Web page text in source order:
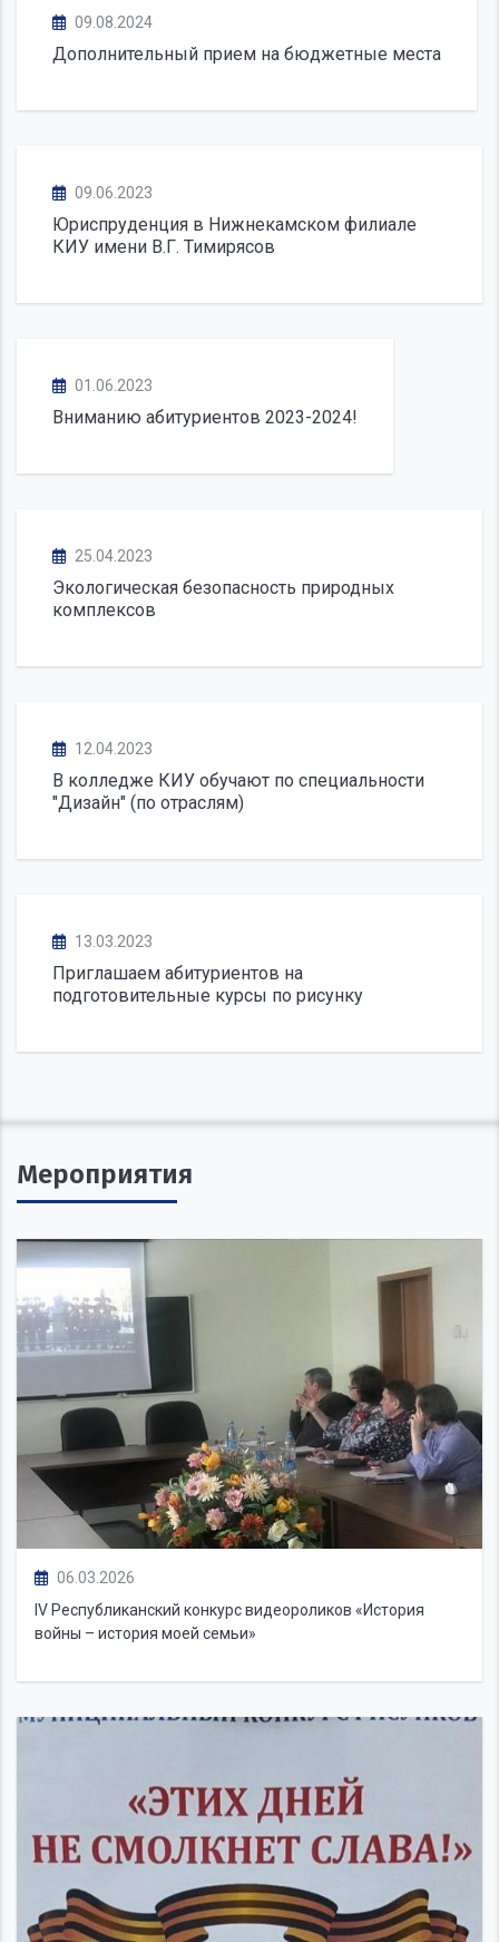
09.08.2024
Дополнительный прием на бюджетные места
09.06.2023
Юриспруденция в Нижнекамском филиале
КИУ имени В.Г. Тимирясов
01.06.2023
Вниманию абитуриентов 2023-2024!
25.04.2023
Экологическая безопасность природных
комплексов
12.04.2023
В колледже КИУ обучают по специальности
"Дизайн" (по отраслям)
13.03.2023
Приглашаем абитуриентов на
подготовительные курсы по рисунку
Мероприятия
06.03.2026
IV Республиканский конкурс видеороликов «История
войны – история моей семьи»